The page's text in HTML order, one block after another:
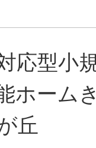
応型小
ホーム
丘